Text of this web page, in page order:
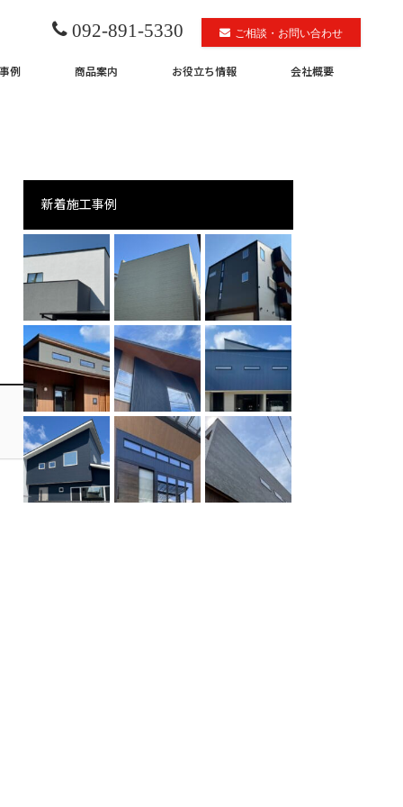
092-891-5330 ご相談・お問い合わせ
例 商品案内 お役立ち情報 会社概要
新着施工事例